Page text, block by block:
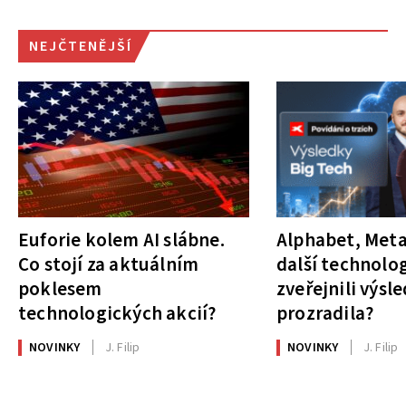
NEJČTENĚJŠÍ
Euforie kolem AI slábne.
Co stojí za aktuálním
poklesem
technologických akcií?
NOVINKY J. Filip
Alphabet,
další
zveřejnili
prozradila?
NOVINKY J. Filip